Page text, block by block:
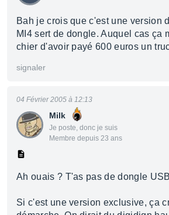
Bah je crois que c'est une version
MI4 sert de dongle. Auquel cas ça
chier d'avoir payé 600 euros un
signaler
Milk
Je poste, donc je suis
Membre depuis 23 ans
04 Février 2005 à 12:13
Ah ouais ? T'as pas de dongle
Si c'est une version exclusive, ça